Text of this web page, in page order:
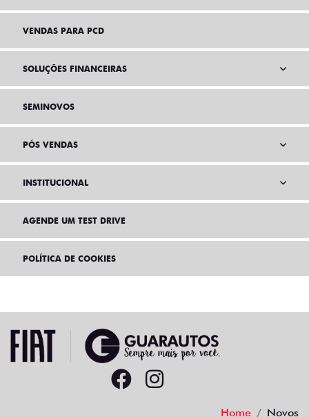
VENDAS PARA PCD
SOLUÇÕES FINANCEIRAS
SEMINOVOS
PÓS VENDAS
INSTITUCIONAL
AGENDE UM TEST DRIVE
POLÍTICA DE COOKIES
Home Novos